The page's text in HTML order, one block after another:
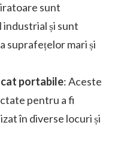
sunt
și sunt
suprafețelor mari și
portabile: Aceste
pentru a fi
în diverse locuri și